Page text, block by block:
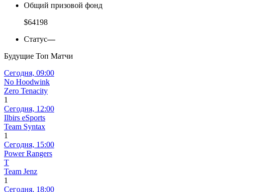
Общий призовой фонд
$64198
Статус—
Будущие Топ Матчи
Сегодня, 09:00
No Hoodwink
Zero Tenacity
1
Сегодня, 12:00
Ilbirs eSports
Team Syntax
1
Сегодня, 15:00
Power Rangers
T
Team Jenz
1
Сегодня, 18:00